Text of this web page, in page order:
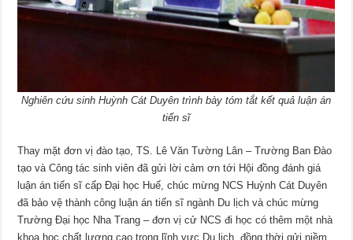
Nghiên cứu sinh Huỳnh Cát Duyên trình bày tóm tắt kết quả luận án
tiến sĩ
Thay mặt đơn vị đào tạo, TS. Lê Văn Tường Lân – Trường Ban Đào
tạo và Công tác sinh viên đã gửi lời cảm ơn tới Hội đồng đánh giá
luận án tiến sĩ cấp Đại học Huế, chúc mừng NCS Huỳnh Cát Duyên
đã bảo vệ thành công luận án tiến sĩ ngành Du lịch và chúc mừng
Trường Đại học Nha Trang – đơn vị cử NCS đi học có thêm một nhà
khoa học chất lượng cao trong lĩnh vực Du lịch, đồng thời gửi niềm